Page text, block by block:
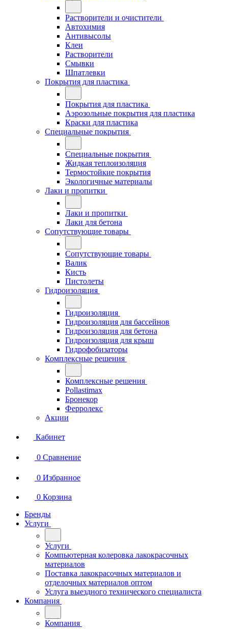
Растворители и очистители
Автохимия
Антивысолы
Клеи
Растворители
Смывки
Шпатлевки
Покрытия для пластика
Покрытия для пластика
Аэрозольные покрытия для пластика
Краски для пластика
Специальные покрытия
Специальные покрытия
Жидкая теплоизоляция
Термостойкие покрытия
Экологичные материалы
Лаки и пропитки
Лаки и пропитки
Лаки для бетона
Сопутствующие товары
Сопутствующие товары
Валик
Кисть
Пистолеты
Гидроизоляция
Гидроизоляция
Гидроизоляция для бассейнов
Гидроизоляция для бетона
Гидроизоляция для крыш
Гидрофобизаторы
Комплексные решения
Комплексные решения
Pollastimax
Бронекор
Ферролекс
Акции
Кабинет
0 Сравнение
0 Избранное
0 Корзина
Бренды
Услуги
Услуги
Компьютерная колеровка лакокрасочных
материалов
Поставка лакокрасочных материалов и
отделочных материалов оптом
Услуга выездного технического специалиста
Компания
Компания